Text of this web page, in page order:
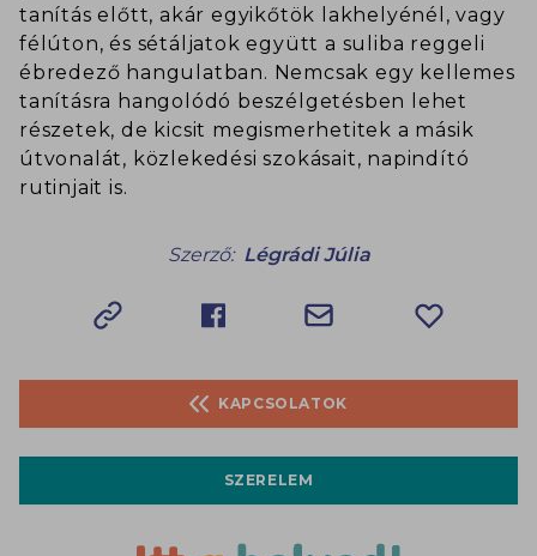
tanítás előtt, akár egyikőtök lakhelyénél, vagy
félúton, és sétáljatok együtt a suliba reggeli
ébredező hangulatban. Nemcsak egy kellemes
tanításra hangolódó beszélgetésben lehet
részetek, de kicsit megismerhetitek a másik
útvonalát, közlekedési szokásait, napindító
rutinjait is.
Szerző: Légrádi Júlia
KAPCSOLATOK
SZERELEM